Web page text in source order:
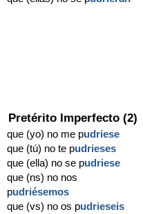
Pretérito Imperfecto (2)
que (yo) no me pudriese
que (tú) no te pudrieses
que (ella) no se pudriese
que (ns) no nos
pudriésemos
que (vs) no os pudrieseis